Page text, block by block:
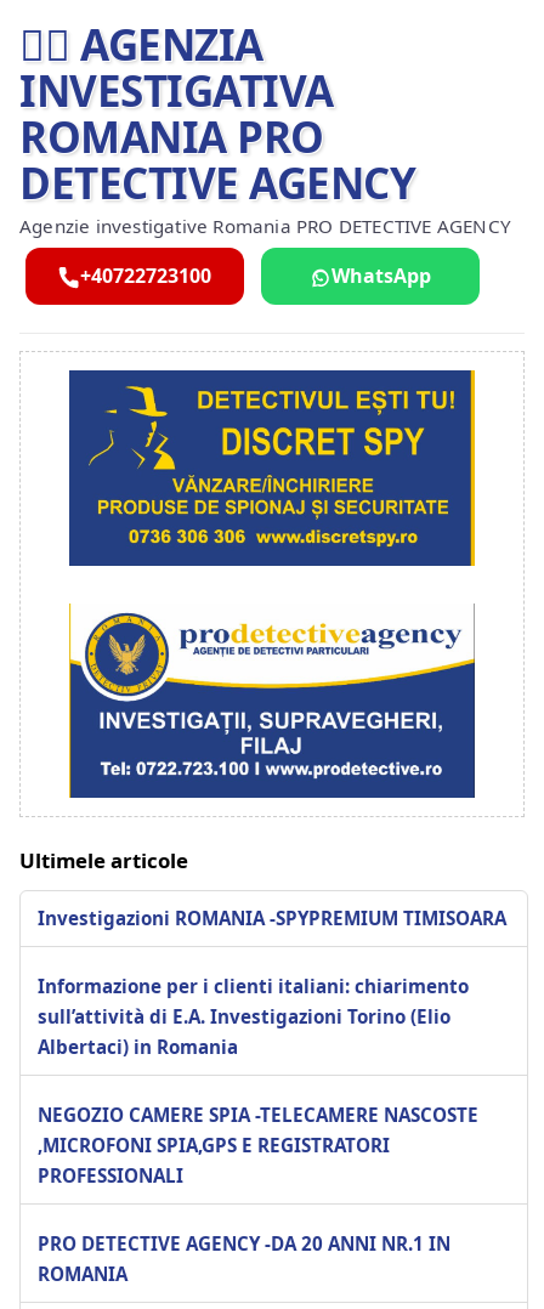
🕵️‍♂ AGENZIA
INVESTIGATIVA
ROMANIA PRO
DETECTIVE AGENCY
Agenzie investigative Romania PRO DETECTIVE AGENCY
+40722723100 WhatsApp
Ultimele articole
Investigazioni ROMANIA -SPYPREMIUM TIMISOARA
Informazione per i clienti italiani: chiarimento
sull’attività di E.A. Investigazioni Torino (Elio
Albertaci) in Romania
NEGOZIO CAMERE SPIA -TELECAMERE NASCOSTE
,MICROFONI SPIA,GPS E REGISTRATORI
PROFESSIONALI
PRO DETECTIVE AGENCY -DA 20 ANNI NR.1 IN
ROMANIA